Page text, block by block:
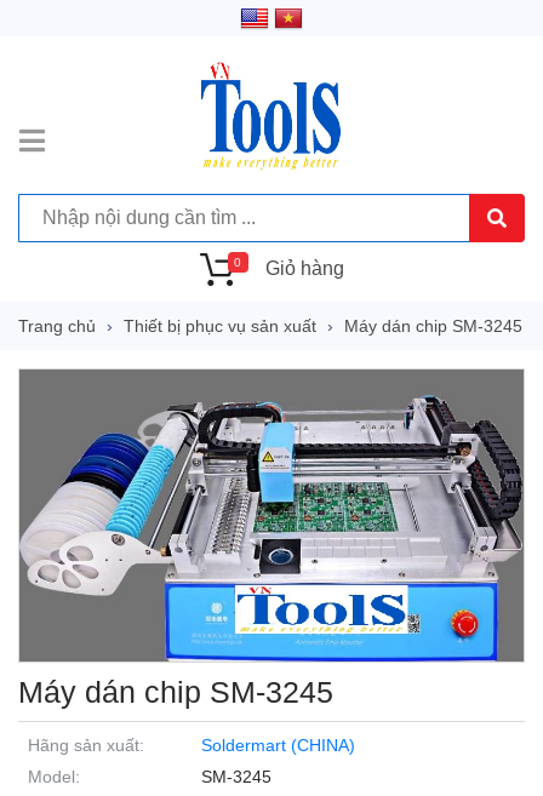
0 Giỏ hàng
Trang chủ Thiết bị phục vụ sản xuất Máy dán chip SM-3245
Máy dán chip SM-3245
Hãng sản xuất:
Soldermart (CHINA)
Model:
SM-3245